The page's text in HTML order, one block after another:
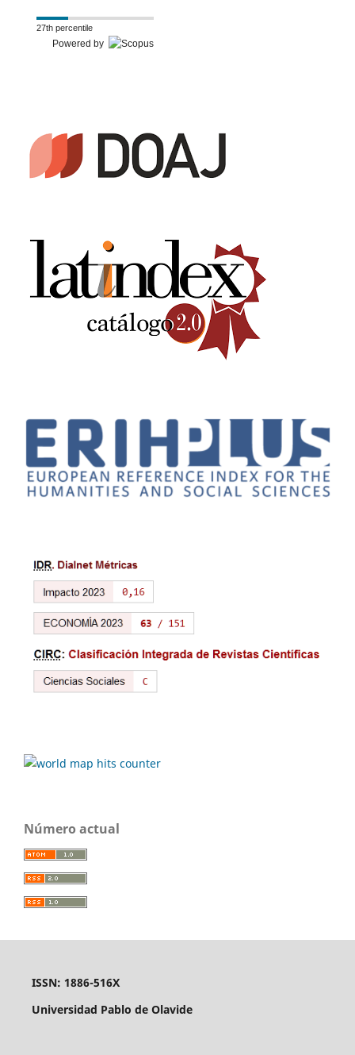
27th percentile
Powered by
Número actual
ISSN: 1886-516X
Universidad Pablo de Olavide